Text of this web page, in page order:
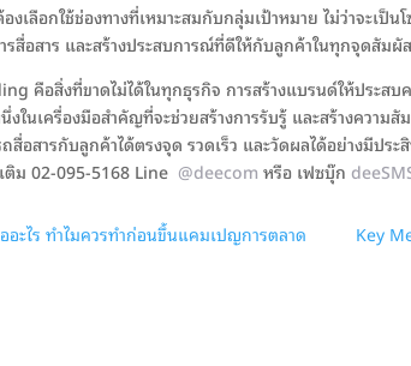
งเลือกใช้ช่องทางที่เหมาะสมกับกลุ่มเป้าหมาย ไม่ว่าจะเป็
รสื่อสาร และสร้างประสบการณ์ที่ดีให้กับลูกค้าในทุกจุดสัมผัส
คือสิ่งที่ขาดไม่ได้ในทุกธุรกิจ การสร้างแบรนด์ให้ประส
งในเครื่องมือสำคัญที่จะช่วยสร้างการรับรู้ และสร้างควา
สื่อสารกับลูกค้าได้ตรงจุด รวดเร็ว และวัดผลได้อย่างมีป
ม 02-095-5168 Line @deecom หรือ เฟซบุ๊ก
ะไร ทำไมควรทำก่อนขึ้นแคมเปญการตลาด Key